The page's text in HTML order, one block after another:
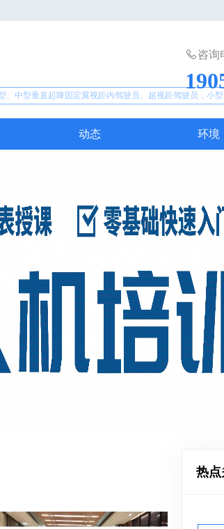
中型垂直起降固定翼视距内驾驶员、超视距驾驶员，小
咨询
动态 环境
热点